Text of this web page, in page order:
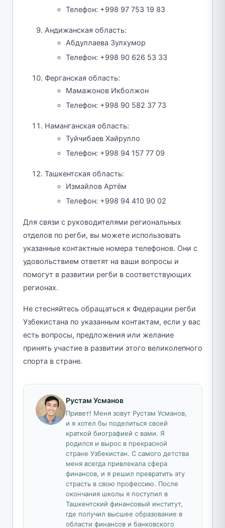
Телефон: +998 97 753 19 83
Андижанская область:
Абдуллаева Зулхумор
Телефон: +998 90 626 53 33
Ферганская область:
Мамажонов Икболжон
Телефон: +998 90 582 37 73
Наманганская область:
Туйчибаев Хайрулло
Телефон: +998 94 157 77 09
Ташкентская область:
Измайлов Артём
Телефон: +998 94 410 90 02
Для связи с руководителями региональных
отделов по регби, вы можете использовать
указанные контактные номера телефонов. Они с
удовольствием ответят на ваши вопросы и
помогут в развитии регби в соответствующих
регионах.
Не стесняйтесь обращаться к Федерации регби
Узбекистана по указанным контактам, если у вас
есть вопросы, предложения или желание
принять участие в развитии этого великолепного
спорта в стране.
Рустам Усманов
Привет! Меня зовут Рустам Усманов,
и я хотел бы поделиться своей
краткой биографией с вами. Я
родился и вырос в прекрасной
стране Узбекистан. С самого детства
меня всегда привлекала сфера
финансов, и я решил превратить эту
страсть в свою профессию. После
окончания школы я поступил в
Ташкентский финансовый институт,
где получил высшее образование в
области финансов и банковского